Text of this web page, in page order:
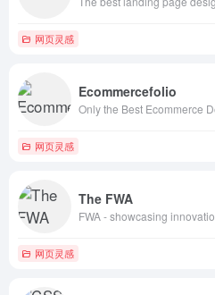
网页灵感
Ecommercefolio
Only the Best Ecommerce
网页灵感
The FWA
FWA - showcasing
网页灵感